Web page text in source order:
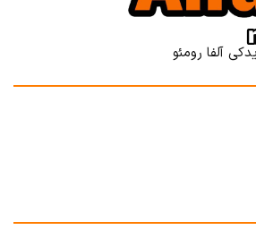
آلفا رومئو